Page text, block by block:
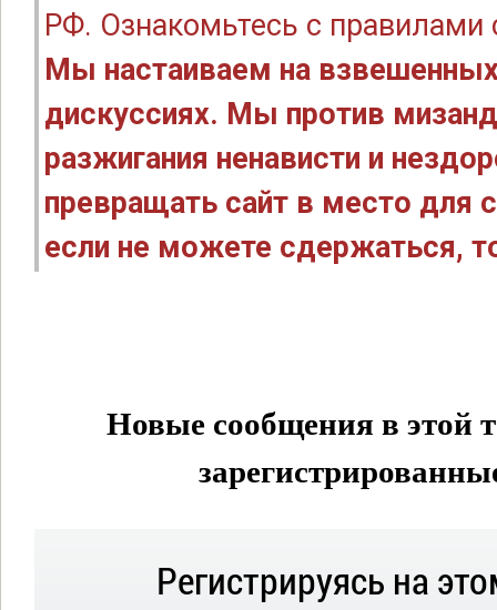
РФ. Ознакомьтесь с правилами
Мы настаиваем на
дискуссиях. Мы против
разжигания ненависти и
превращать сайт в место для
если не можете сдержаться,
Новые сообщения в этой
Регистрируясь на